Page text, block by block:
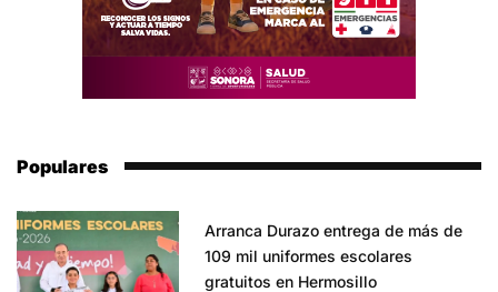
Populares
Arranca Durazo entrega de más de
109 mil uniformes escolares
gratuitos en Hermosillo